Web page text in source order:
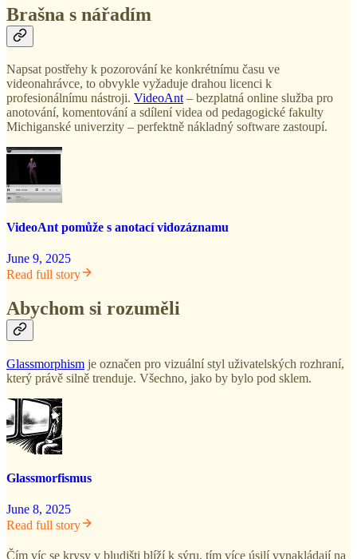
Brašna s nářadím
Napsat postřehy k pozorování ke konkrétnímu času ve
videonahrávce, to obvykle vyžaduje drahou licenci k
profesionálnímu nástroji. VideoAnt– bezplatná online služba pro
anotování, komentování a sdílení videa od pedagogické fakulty
Michiganské univerzity – perfektně nákladný software zastoupí.
VideoAnt pomůže s anotací vidozáznamu
June 9, 2025
Read full story
Abychom si rozuměli
Glassmorphism je označen pro vizuální styl uživatelských rozhraní,
který právě silně trenduje. Všechno, jako by bylo pod sklem.
Glassmorfismus
June 8, 2025
Read full story
Čím víc se krysy v bludišti blíží k sýru, tím více úsilí vynakládají na